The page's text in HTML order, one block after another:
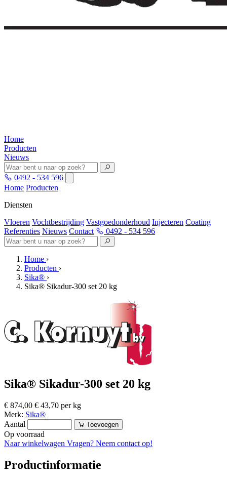
Home
Producten
Nieuws
0492 - 534 596
Home Producten
Diensten
Vloeren Vochtbestrijding Vastgoedonderhoud Injecteren Coating
Referenties Nieuws Contact 0492 - 534 596
Home ›
Producten ›
Sika® ›
Sika® Sikadur-300 set 20 kg
Sika® Sikadur-300 set 20 kg
€ 874,00 € 43,70 per kg
Merk: Sika®
Aantal
Toevoegen
Op voorraad
Naar winkelwagen Vragen? Neem contact op!
Productinformatie